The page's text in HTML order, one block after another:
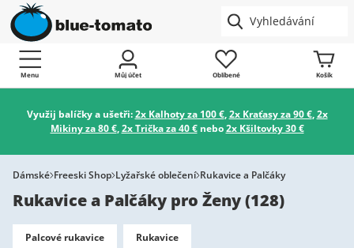
Menu Můj účet Oblíbené Košík
Využij balíčky a ušetři:2x Kalhoty za 100 €,2x Kraťasy za 90 €,2x
Mikiny za 80 €,2x Trička za 40 €nebo2x Kšiltovky 30 €
Dámské Freeski Shop Lyžařské oblečení Rukavice a Palčáky
Rukavice a Palčáky pro Ženy(128)
Palcové rukavice Rukavice